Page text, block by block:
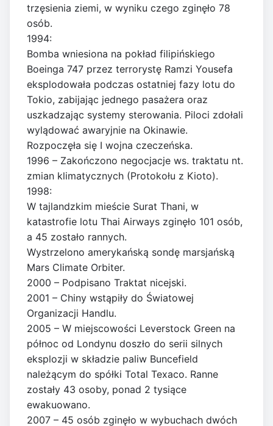
trzęsienia ziemi, w wyniku czego zginęło 78
osób.
1994:
Bomba wniesiona na pokład filipińskiego
Boeinga 747 przez terrorystę Ramzi Yousefa
eksplodowała podczas ostatniej fazy lotu do
Tokio, zabijając jednego pasażera oraz
uszkadzając systemy sterowania. Piloci zdołali
wylądować awaryjnie na Okinawie.
Rozpoczęła się I wojna czeczeńska.
1996 – Zakończono negocjacje ws. traktatu nt.
zmian klimatycznych (Protokołu z Kioto).
1998:
W tajlandzkim mieście Surat Thani, w
katastrofie lotu Thai Airways zginęło 101 osób,
a 45 zostało rannych.
Wystrzelono amerykańską sondę marsjańską
Mars Climate Orbiter.
2000 – Podpisano Traktat nicejski.
2001 – Chiny wstąpiły do Światowej
Organizacji Handlu.
2005 – W miejscowości Leverstock Green na
północ od Londynu doszło do serii silnych
eksplozji w składzie paliw Buncefield
należącym do spółki Total Texaco. Ranne
zostały 43 osoby, ponad 2 tysiące
ewakuowano.
2007 – 45 osób zginęło w wybuchach dwóch